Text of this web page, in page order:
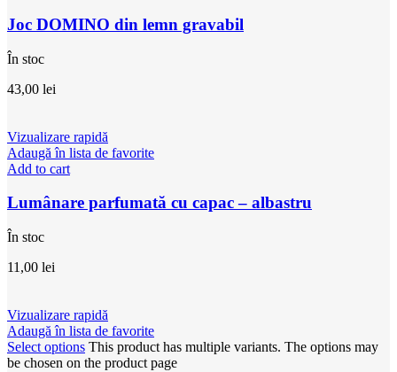
Joc DOMINO din lemn gravabil
În stoc
43,00 lei
Vizualizare rapidă
Adaugă în lista de favorite
Add to cart
Lumânare parfumată cu capac – albastru
În stoc
11,00 lei
Vizualizare rapidă
Adaugă în lista de favorite
Select options This product has multiple variants. The options may
be chosen on the product page